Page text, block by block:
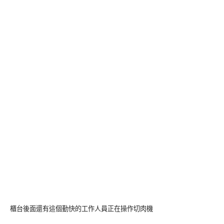
櫃台後面還有這個勤快的工作人員正在操作切肉機